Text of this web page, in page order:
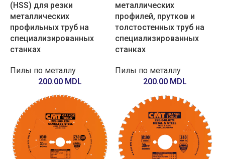
(HSS) для резки
металлических
профильных труб на
специализированных
станках
Пилы по металлу
200.00 MDL
металлических
профилей, прутков и
толстостенных труб на
специализированных
станках
Пилы по металлу
200.00 MDL